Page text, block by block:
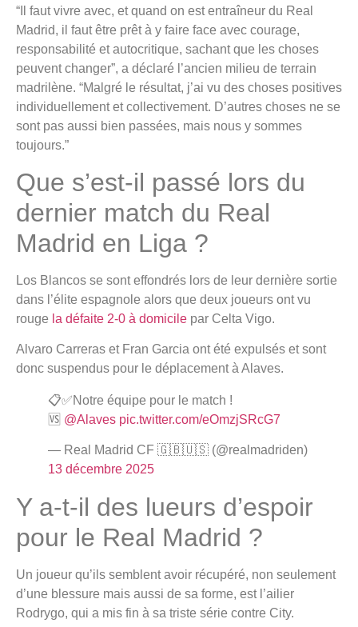
“Il faut vivre avec, et quand on est entraîneur du Real
Madrid, il faut être prêt à y faire face avec courage,
responsabilité et autocritique, sachant que les choses
peuvent changer”, a déclaré l’ancien milieu de terrain
madrilène. “Malgré le résultat, j’ai vu des choses positives
individuellement et collectivement. D’autres choses ne se
sont pas aussi bien passées, mais nous y sommes
toujours.”
Que s’est-il passé lors du
dernier match du Real
Madrid en Liga ?
Los Blancos se sont effondrés lors de leur dernière sortie
dans l’élite espagnole alors que deux joueurs ont vu
rouge la défaite 2-0 à domicile par Celta Vigo.
Alvaro Carreras et Fran Garcia ont été expulsés et sont
donc suspendus pour le déplacement à Alaves.
📋✅Notre équipe pour le match !
🆚 @Alaves pic.twitter.com/eOmzjSRcG7
— Real Madrid CF 🇬🇧🇺🇸 (@realmadriden)
13 décembre 2025
Y a-t-il des lueurs d’espoir
pour le Real Madrid ?
Un joueur qu’ils semblent avoir récupéré, non seulement
d’une blessure mais aussi de sa forme, est l’ailier
Rodrygo, qui a mis fin à sa triste série contre City.